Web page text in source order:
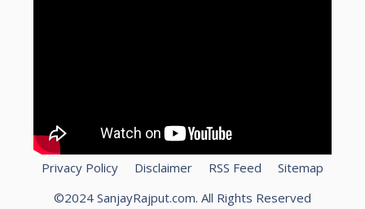
Privacy Policy Disclaimer RSS Feed
Sitemap
©2024 SanjayRajput.com. All Rights Reserved